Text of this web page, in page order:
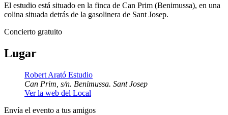
El estudio está situado en la finca de Can Prim (Benimussa), en una
colina situada detrás de la gasolinera de Sant Josep.
Concierto gratuito
Lugar
Robert Arató Estudio
Can Prim, s/n. Benimussa. Sant Josep
Ver la web del Local
Envía el evento a tus amigos